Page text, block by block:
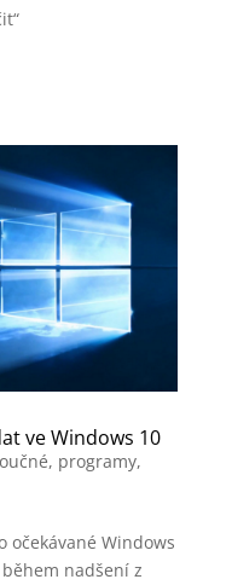
ve Windows 10
, programy,
očekávané Windows
nadšení z